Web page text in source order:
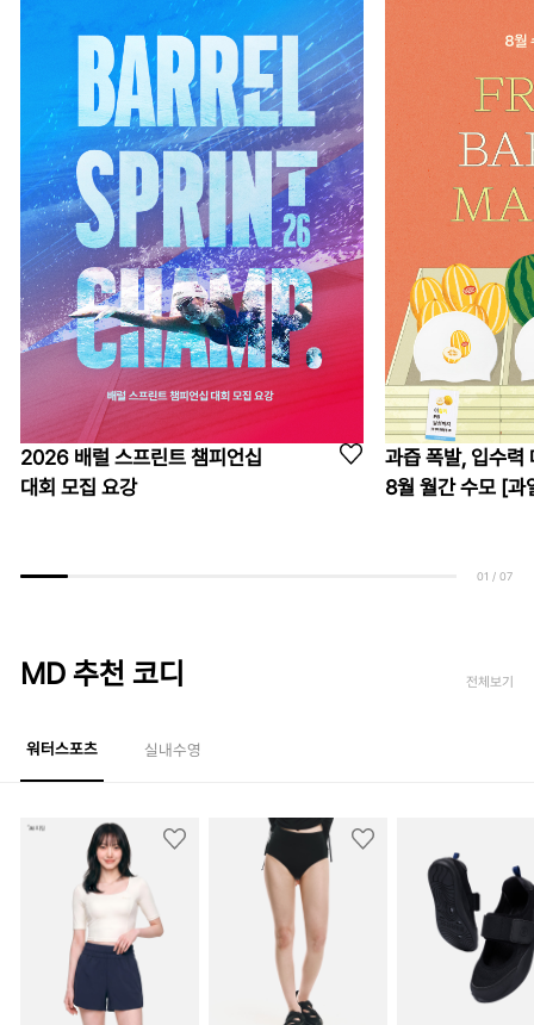
2026 배럴 스프린트 챔피언십
대회 모집 요강
과즙 폭발, 입수력
8월 월간 수모 [과
01 / 07
MD 추천 코디 전체보기
워터스포츠 실내수영